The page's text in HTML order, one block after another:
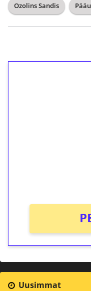
Ozolins Sandis
Uusimmat